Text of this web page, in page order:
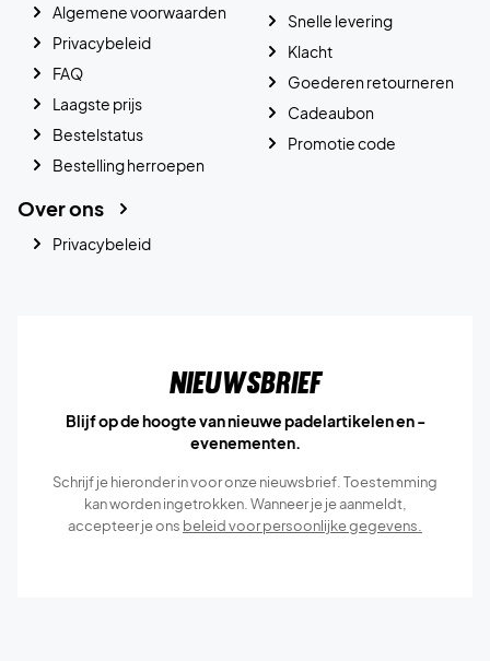
Algemene voorwaarden
Privacybeleid
FAQ
Laagste prijs
Bestelstatus
Bestelling herroepen
Snelle levering
Klacht
Goederen retourneren
Cadeaubon
Promotie code
Over ons
Privacybeleid
Nieuwsbrief
Blijf op de hoogte van nieuwe padelartikelen en -
evenementen.
Schrijf je hieronder in voor onze nieuwsbrief. Toestemming
kan worden ingetrokken. Wanneer je je aanmeldt,
accepteer je ons beleid voor persoonlijke gegevens.